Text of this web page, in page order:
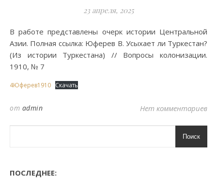
23 апреля, 2025
В работе представлены очерк истории Центральной
Азии. Полная ссылка: Юферев В. Усыхает ли Туркестан?
(Из истории Туркестана) // Вопросы колонизации.
1910, № 7
4Юферев1910 Скачать
от admin Нет комментариев
Поиск
ПОСЛЕДНЕЕ: